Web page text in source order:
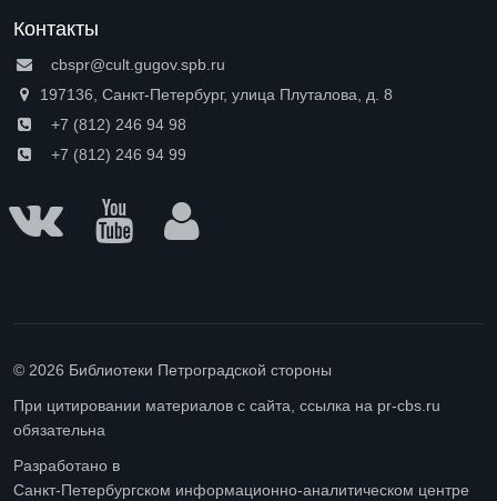
Контакты
cbspr@cult.gugov.spb.ru
197136, Санкт-Петербург, улица Плуталова, д. 8
+7 (812) 246 94 98
+7 (812) 246 94 99
© 2026 Библиотеки Петроградской стороны
При цитировании материалов с сайта, ссылка на pr-cbs.ru
обязательна
Разработано в
Санкт-Петербургском информационно-аналитическом центре